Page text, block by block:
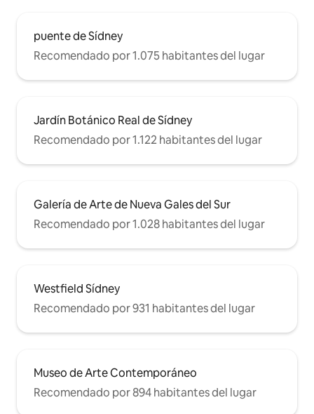
puente de Sídney
Recomendado por 1.075 habitantes del lugar
Jardín Botánico Real de Sídney
Recomendado por 1.122 habitantes del lugar
Galería de Arte de Nueva Gales del Sur
Recomendado por 1.028 habitantes del lugar
Westfield Sídney
Recomendado por 931 habitantes del lugar
Museo de Arte Contemporáneo
Recomendado por 894 habitantes del lugar